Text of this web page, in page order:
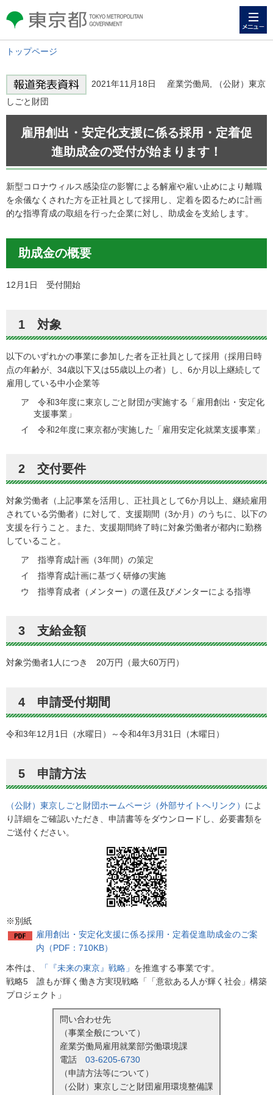
東京都 TOKYO METROPOLITAN
GOVERNMENT
トップページ
2021年11月18日 産業労働局, （公財）東京
しごと財団
雇用創出・安定化支援に係る採用・定着促
進助成金の受付が始まります！
新型コロナウィルス感染症の影響による解雇や雇い止めにより離職
を余儀なくされた方を正社員として採用し、定着を図るために計画
的な指導育成の取組を行った企業に対し、助成金を支給します。
助成金の概要
12月1日 受付開始
1 対象
以下のいずれかの事業に参加した者を正社員として採用（採用日時
点の年齢が、34歳以下又は55歳以上の者）し、6か月以上継続して
雇用している中小企業等
ア 令和3年度に東京しごと財団が実施する「雇用創出・安定化
支援事業」
イ 令和2年度に東京都が実施した「雇用安定化就業支援事業」
2 交付要件
対象労働者（上記事業を活用し、正社員として6か月以上、継続雇用
されている労働者）に対して、支援期間（3か月）のうちに、以下の
支援を行うこと。また、支援期間終了時に対象労働者が都内に勤務
していること。
ア 指導育成計画（3年間）の策定
イ 指導育成計画に基づく研修の実施
ウ 指導育成者（メンター）の選任及びメンターによる指導
3 支給金額
対象労働者1人につき 20万円（最大60万円）
4 申請受付期間
令和3年12月1日（水曜日）～令和4年3月31日（木曜日）
5 申請方法
（公財）東京しごと財団ホームページ（外部サイトへリンク） によ
り詳細をご確認いただき、申請書等をダウンロードし、必要書類を
ご送付ください。
※別紙
雇用創出・安定化支援に係る採用・定着促進助成金のご案
内（PDF：710KB）
本件は、 「『未来の東京』戦略」 を推進する事業です。
戦略5 誰もが輝く働き方実現戦略「「意欲ある人が輝く社会」構築
プロジェクト」
問い合わせ先
（事業全般について）
産業労働局雇用就業部労働環境課
電話 03-6205-6730
（申請方法等について）
（公財）東京しごと財団雇用環境整備課